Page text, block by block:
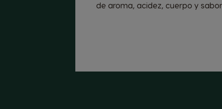
de aroma, acidez, cuerpo y sabor.